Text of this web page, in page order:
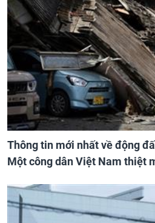
Thông tin mới nhất về động
Một công dân Việt Nam thiệt